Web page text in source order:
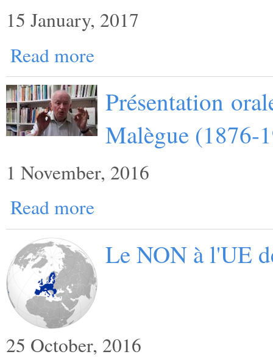
15 January, 2017
Read more
Présentation
Malègue (1876-
1 November, 2016
Read more
Le NON à l'UE
25 October, 2016